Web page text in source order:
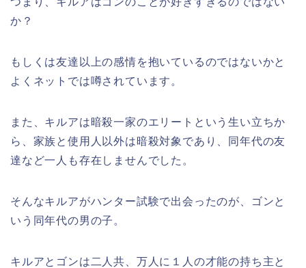
か？
もしくは友達以上の感情を抱いているのではないかと
よくネットでは噂されています。
また、キルアは暗殺一家のエリートという生い立ちか
ら、家族と使用人以外は暗殺対象であり、同年代の友
達など一人も存在しませんでした。
そんなキルアがハンター試験で出会ったのが、ゴンと
いう同年代の男の子。
キルアとゴンは二人共、万人に１人の才能の持ち主と